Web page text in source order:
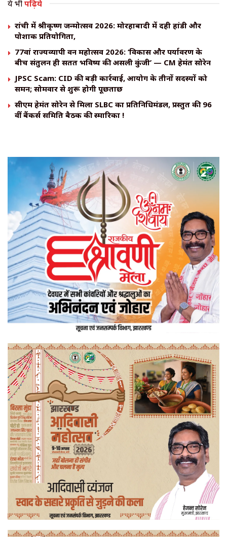
ये भीपढ़िये
रांची में श्रीकृष्ण जन्मोत्सव 2026: मोरहाबादी में दही हांडी और
पोशाक प्रतियोगिता,
77वां राज्यव्यापी वन महोत्सव 2026: ‘विकास और पर्यावरण के
बीच संतुलन ही सतत भविष्य की असली कुंजी’ — CM हेमंत सोरेन
JPSC Scam: CID की बड़ी कार्रवाई, आयोग के तीनों सदस्यों को
समन; सोमवार से शुरू होगी पूछताछ
सीएम हेमंत सोरेन से मिला SLBC का प्रतिनिधिमंडल, प्रस्तुत की 96
वीं बैंकर्स समिति बैठक की स्मारिका !